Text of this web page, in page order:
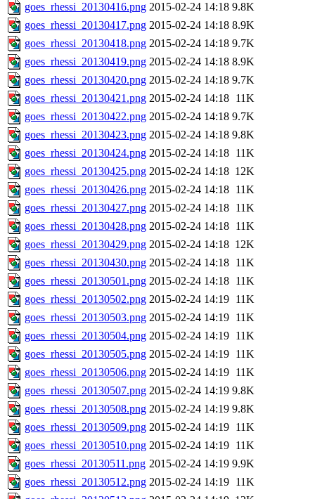
goes_rhessi_20130416.png 2015-02-24 14:18 9.8K
goes_rhessi_20130417.png 2015-02-24 14:18 8.9K
goes_rhessi_20130418.png 2015-02-24 14:18 9.7K
goes_rhessi_20130419.png 2015-02-24 14:18 8.9K
goes_rhessi_20130420.png 2015-02-24 14:18 9.7K
goes_rhessi_20130421.png 2015-02-24 14:18 11K
goes_rhessi_20130422.png 2015-02-24 14:18 9.7K
goes_rhessi_20130423.png 2015-02-24 14:18 9.8K
goes_rhessi_20130424.png 2015-02-24 14:18 11K
goes_rhessi_20130425.png 2015-02-24 14:18 12K
goes_rhessi_20130426.png 2015-02-24 14:18 11K
goes_rhessi_20130427.png 2015-02-24 14:18 11K
goes_rhessi_20130428.png 2015-02-24 14:18 11K
goes_rhessi_20130429.png 2015-02-24 14:18 12K
goes_rhessi_20130430.png 2015-02-24 14:18 11K
goes_rhessi_20130501.png 2015-02-24 14:18 11K
goes_rhessi_20130502.png 2015-02-24 14:19 11K
goes_rhessi_20130503.png 2015-02-24 14:19 11K
goes_rhessi_20130504.png 2015-02-24 14:19 11K
goes_rhessi_20130505.png 2015-02-24 14:19 11K
goes_rhessi_20130506.png 2015-02-24 14:19 11K
goes_rhessi_20130507.png 2015-02-24 14:19 9.8K
goes_rhessi_20130508.png 2015-02-24 14:19 9.8K
goes_rhessi_20130509.png 2015-02-24 14:19 11K
goes_rhessi_20130510.png 2015-02-24 14:19 11K
goes_rhessi_20130511.png 2015-02-24 14:19 9.9K
goes_rhessi_20130512.png 2015-02-24 14:19 11K